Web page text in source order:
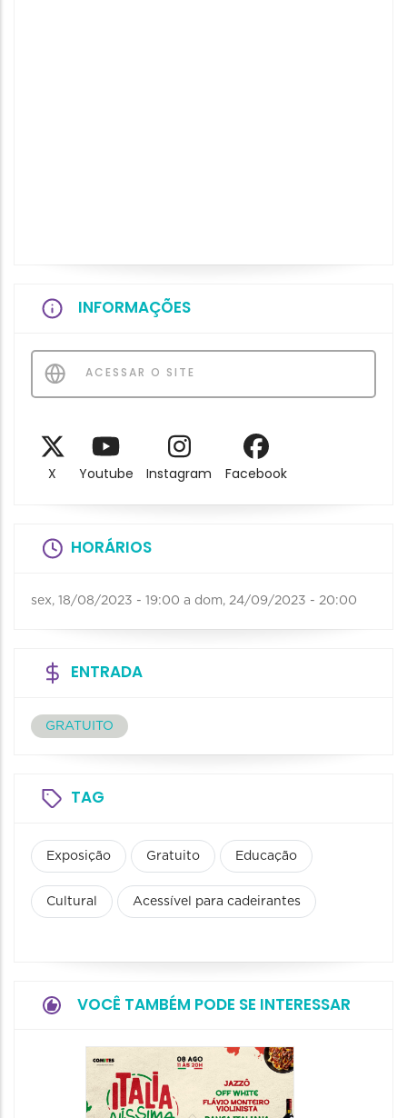
INFORMAÇÕES
ACESSAR O SITE
X Youtube Instagram Facebook
HORÁRIOS
sex, 18/08/2023 - 19:00 a dom, 24/09/2023 - 20:00
ENTRADA
GRATUITO
TAG
Exposição Gratuito Educação
Cultural Acessível para cadeirantes
VOCÊ TAMBÉM PODE SE INTERESSAR